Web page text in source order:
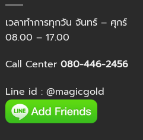
เวลาทำการทุกวัน จันทร์ – ศุกร์
08.00 – 17.00
Call Center 080-446-2456
Line id : @magicgold